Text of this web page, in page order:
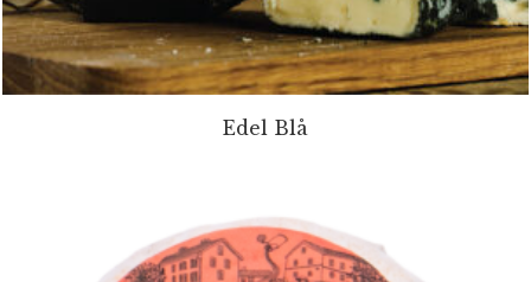
Edel Blå